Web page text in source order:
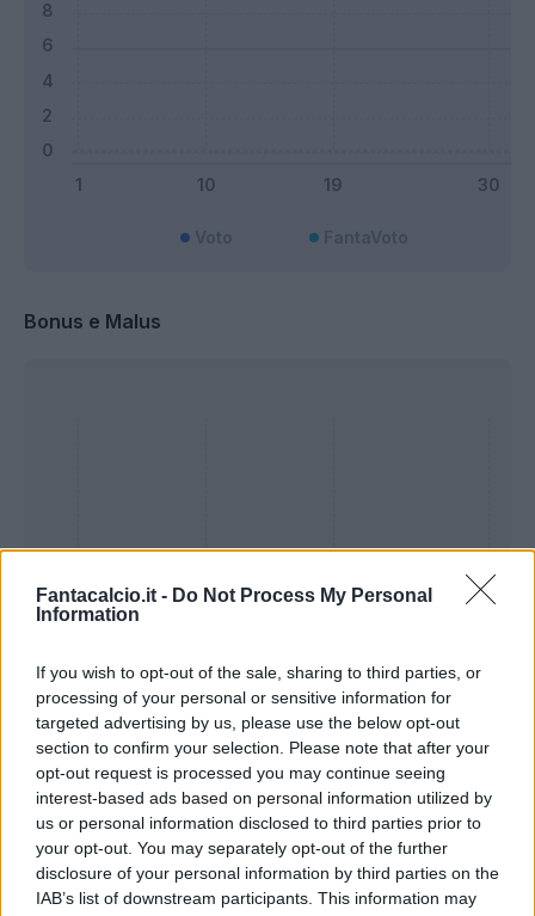
Fantacalcio.it - Do Not Process My Personal
Information
If you wish to opt-out of the sale, sharing to third parties, or
processing of your personal or sensitive information for
targeted advertising by us, please use the below opt-out
section to confirm your selection. Please note that after your
opt-out request is processed you may continue seeing
interest-based ads based on personal information utilized by
us or personal information disclosed to third parties prior to
your opt-out. You may separately opt-out of the further
disclosure of your personal information by third parties on the
IAB’s list of downstream participants. This information may
Bonus e Malus
Bonus Malus
Presenze a
voto